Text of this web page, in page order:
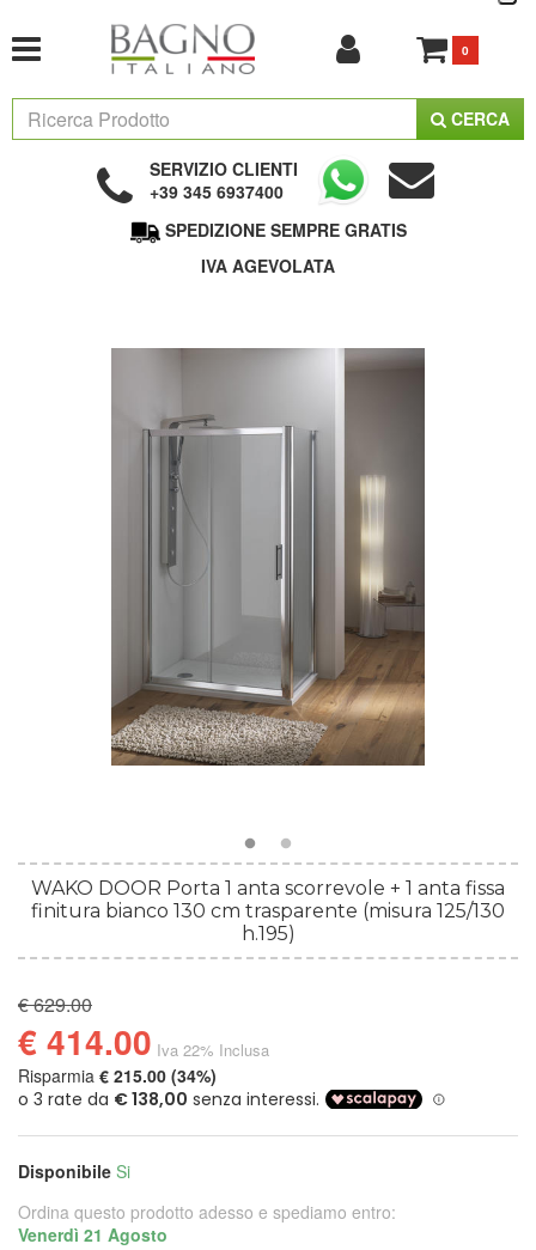
0
CERCA
SERVIZIO CLIENTI
+39 345 6937400
SPEDIZIONE SEMPRE GRATIS
IVA AGEVOLATA
WAKO DOOR Porta 1 anta scorrevole + 1 anta fissa
finitura bianco 130 cm trasparente (misura 125/130
h.195)
€ 629.00
€ 414.00 Iva 22% Inclusa
Risparmia € 215.00 (34%)
Disponibile Si
Ordina questo prodotto adesso e spediamo entro:
Venerdì 21 Agosto